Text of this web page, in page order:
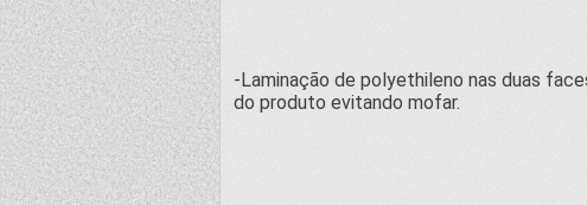
-Laminação de polyethileno nas duas
do produto evitando mofar.